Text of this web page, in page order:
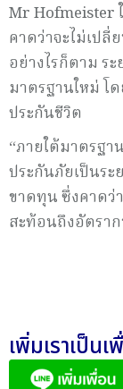
Mr Hofmeister
คาดว่าจะไม่เป
อย่างไรก็ตาม ร
มาตรฐานใหม่ โ
ประกันชีวิต
“ภายใต้มาตรฐา
ประกันภัยเป็นระ
ขาดทุน ซึ่งคาดว่
สะท้อนถึงอัตรา
เพิ่มเราเป็น